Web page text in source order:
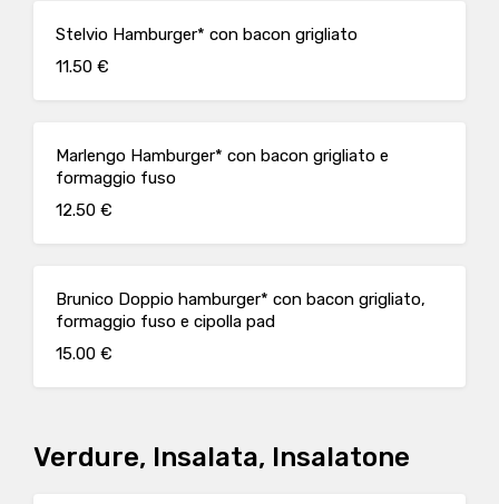
Stelvio Hamburger* con bacon grigliato
11.50 €
Marlengo Hamburger* con bacon grigliato e
formaggio fuso
12.50 €
Brunico Doppio hamburger* con bacon grigliato,
formaggio fuso e cipolla pad
15.00 €
Verdure, Insalata, Insalatone